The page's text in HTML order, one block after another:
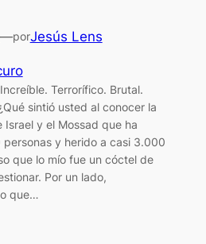
—porJesús Lens
Terrorífico. Brutal.
sintió usted al conocer la
y el Mossad que ha
y herido a casi 3.000
que lo mío fue un cóctel de
Por un lado,
que…